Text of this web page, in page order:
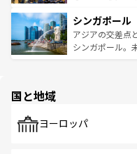
参照してほしい。
激する。気候は
が待っている。
た文化、そして
み、どこを訪れ
ており、効率よ
うな絶景から文
シンガポール
アジアの交差点
シンガポール。
で、ホーカーズ
国と地域
ヨーロッパ